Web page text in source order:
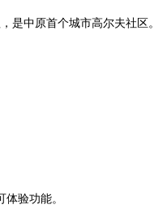
是中原首个城市高尔夫社区。
验功能。